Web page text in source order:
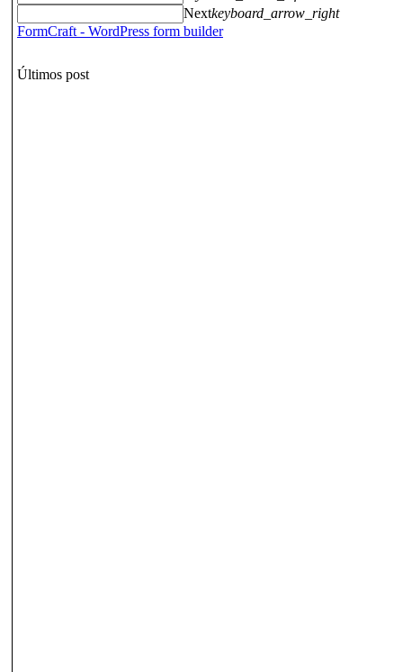
Nextkeyboard_arrow_right
FormCraft - WordPress form builder
Últimos post